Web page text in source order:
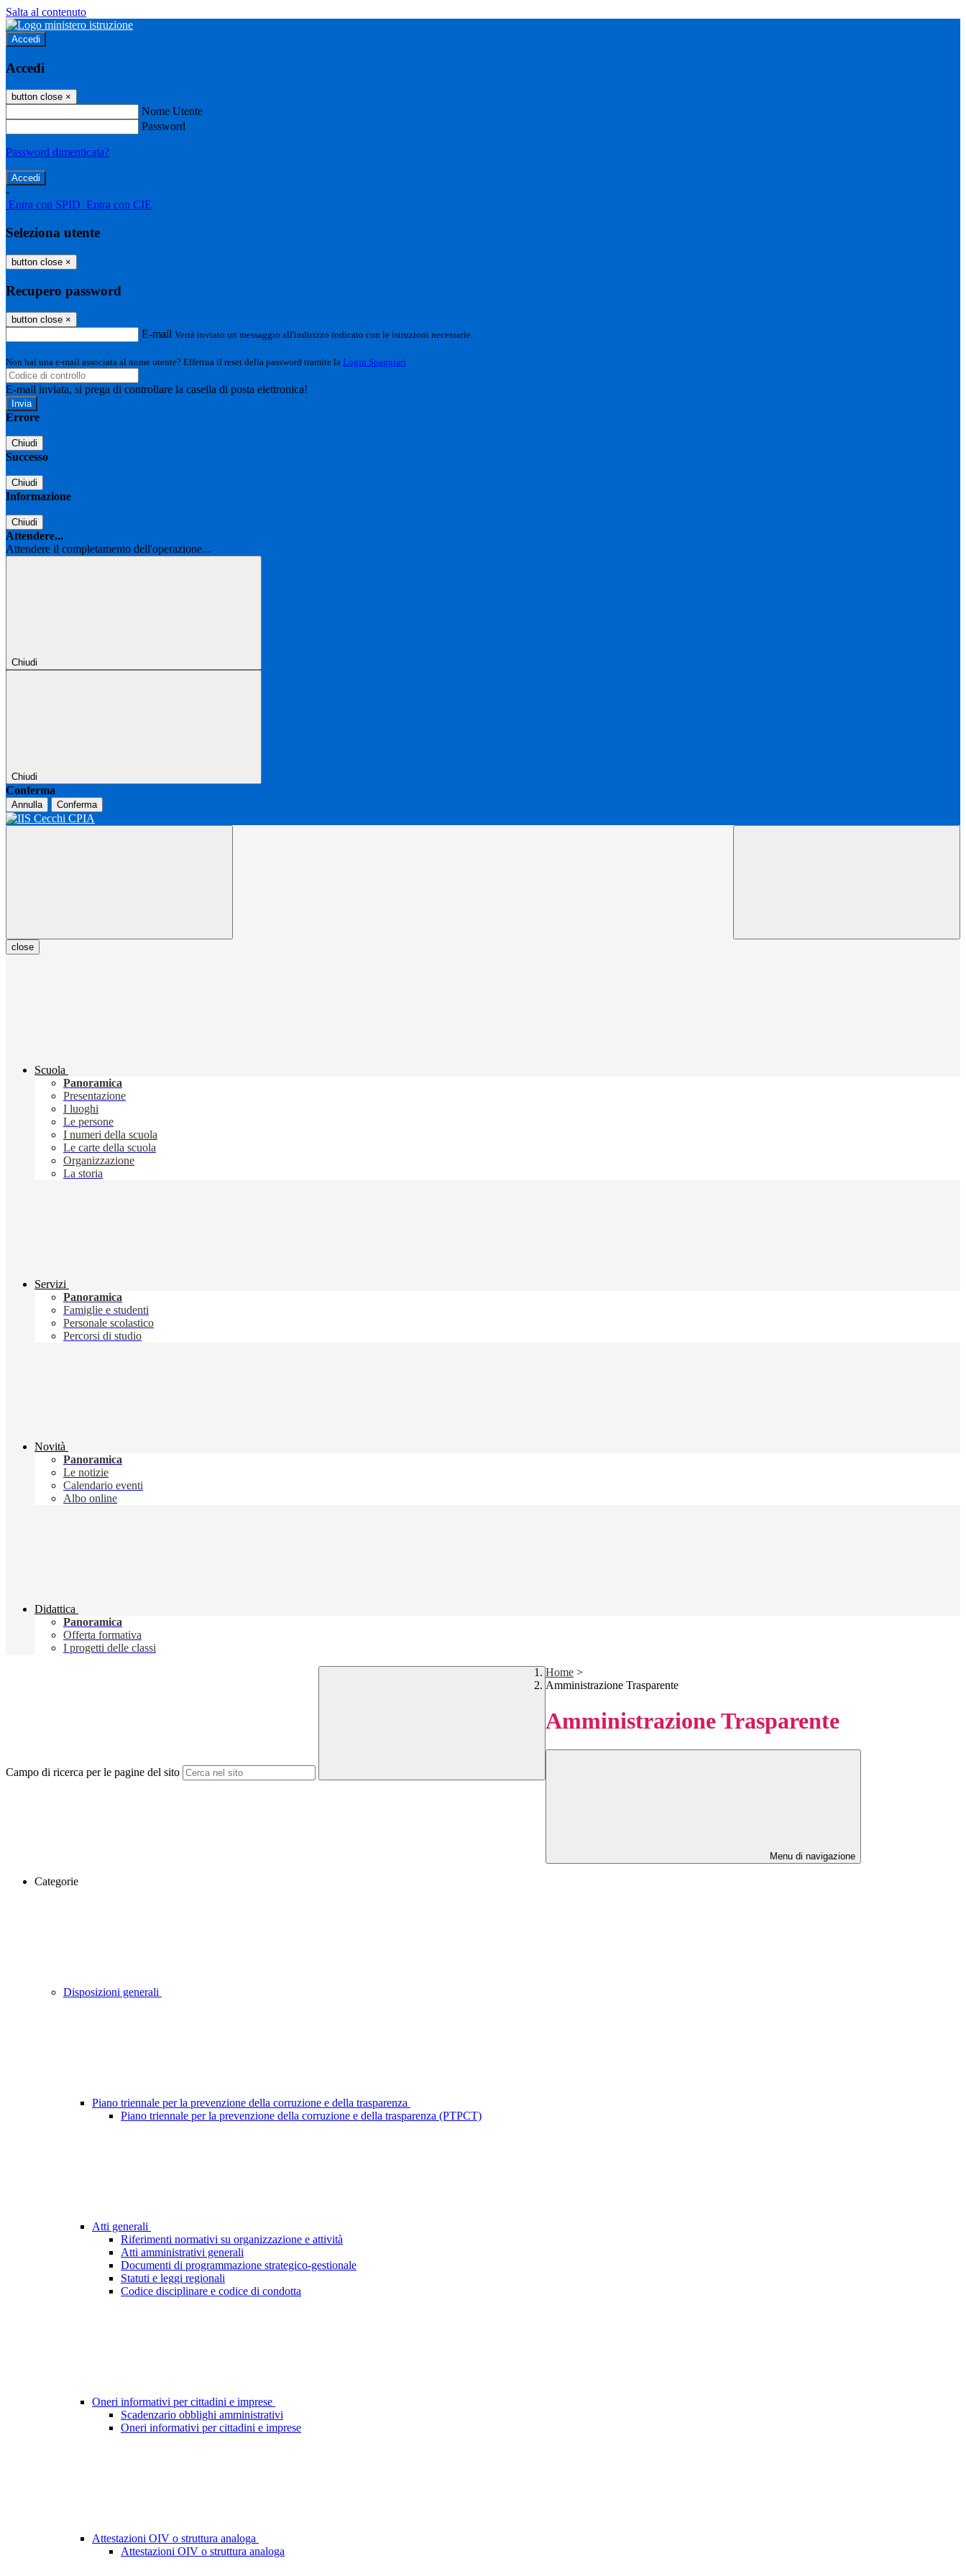
Salta al contenuto
Accedi
Accedi
button close ×
Nome Utente
Password
Password dimenticata?
-
Entra con SPID Entra con CIE
Seleziona utente
button close ×
Recupero password
button close ×
E-mail Verrà inviato un messaggio all'indirizzo indicato con le istruzioni necessarie.
Non hai una e-mail associata al nome utente? Effettua il reset della password tramite la Login Spaggiari
E-mail inviata, si prega di controllare la casella di posta elettronica!
Errore
Chiudi
Successo
Chiudi
Informazione
Chiudi
Attendere...
Attendere il completamento dell'operazione...
Chiudi
Chiudi
Conferma
Annulla Conferma
close
Scuola
Panoramica
Presentazione
I luoghi
Le persone
I numeri della scuola
Le carte della scuola
Organizzazione
La storia
Servizi
Panoramica
Famiglie e studenti
Personale scolastico
Percorsi di studio
Novità
Panoramica
Le notizie
Calendario eventi
Albo online
Didattica
Panoramica
Offerta formativa
I progetti delle classi
Campo di ricerca per le pagine del sito
Home >
Amministrazione Trasparente
Amministrazione Trasparente
Menu di navigazione
Categorie
Disposizioni generali
Piano triennale per la prevenzione della corruzione e della trasparenza
Piano triennale per la prevenzione della corruzione e della trasparenza (PTPCT)
Atti generali
Riferimenti normativi su organizzazione e attività
Atti amministrativi generali
Documenti di programmazione strategico-gestionale
Statuti e leggi regionali
Codice disciplinare e codice di condotta
Oneri informativi per cittadini e imprese
Scadenzario obblighi amministrativi
Oneri informativi per cittadini e imprese
Attestazioni OIV o struttura analoga
Attestazioni OIV o struttura analoga